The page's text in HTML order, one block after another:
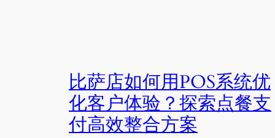
比萨店如何用POS系统优
化客户体验？探索点餐支
付高效整合方案